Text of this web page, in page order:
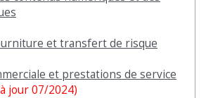
et transfert de risque
et prestations de service
jour 07/2024)